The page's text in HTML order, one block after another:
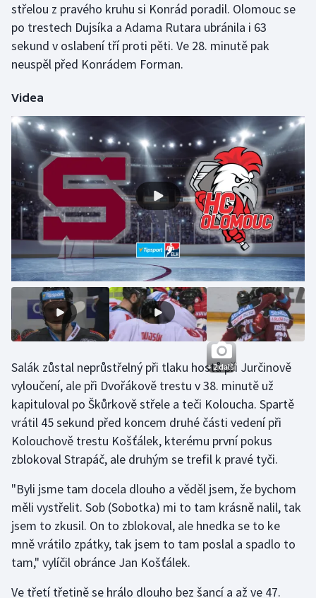
Parasport
Plavání
Ragby
Rychlobruslení
Rychlostní kanoistika
Short track
Sportovní střelba
Stolní tenis
Triatlon
Veslování
Vodní slalom
Volejbal
Ostatní
střelou z pravého kruhu si Konrád poradil. Olomouc se
po trestech Dujsíka a Adama Rutara ubránila i 63
sekund v oslabení tří proti pěti. Ve 28. minutě pak
neuspěl před Konrádem Forman.
Videa
+ 2 další
Salák zůstal neprůstřelný při tlaku hostů při Jurčinově
vyloučení, ale při Dvořákově trestu v 38. minutě už
kapituloval po Škůrkově střele a teči Koloucha. Spartě
vrátil 45 sekund před koncem druhé části vedení při
Kolouchově trestu Košťálek, kterému první pokus
zblokoval Strapáč, ale druhým se trefil k pravé tyči.
"Byli jsme tam docela dlouho a věděl jsem, že bychom
měli vystřelit. Sob (Sobotka) mi to tam krásně nalil, tak
jsem to zkusil. On to zblokoval, ale hnedka se to ke
mně vrátilo zpátky, tak jsem to tam poslal a spadlo to
tam," vylíčil obránce Jan Košťálek.
Ve třetí třetině se hrálo dlouho bez šancí a až ve 47.